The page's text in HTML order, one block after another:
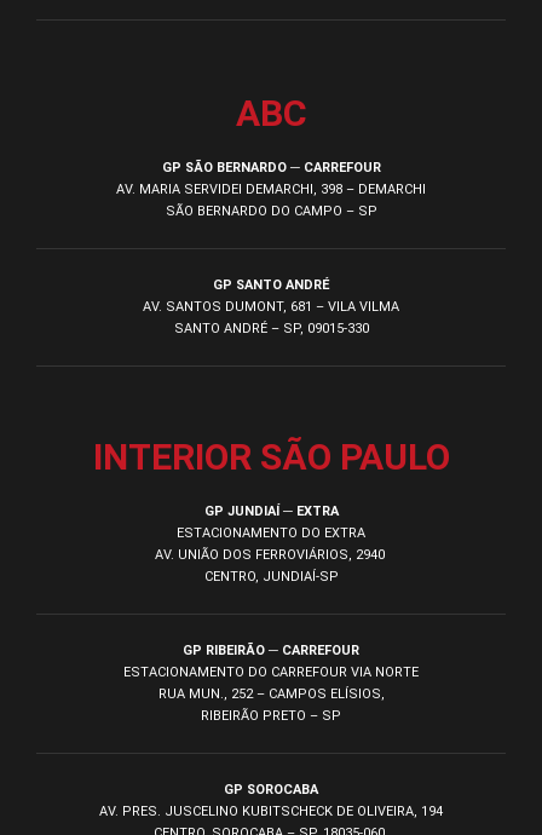
ABC
GP SÃO BERNARDO ─ CARREFOUR
AV. MARIA SERVIDEI DEMARCHI, 398 – DEMARCHI
SÃO BERNARDO DO CAMPO – SP
GP SANTO ANDRÉ
AV. SANTOS DUMONT, 681 – VILA VILMA
SANTO ANDRÉ – SP, 09015-330
INTERIOR SÃO PAULO
GP JUNDIAÍ ─ EXTRA
ESTACIONAMENTO DO EXTRA
AV. UNIÃO DOS FERROVIÁRIOS, 2940
CENTRO, JUNDIAÍ-SP
GP RIBEIRÃO ─ CARREFOUR
ESTACIONAMENTO DO CARREFOUR VIA NORTE
RUA MUN., 252 – CAMPOS ELÍSIOS,
RIBEIRÃO PRETO – SP
GP SOROCABA
AV. PRES. JUSCELINO KUBITSCHECK DE OLIVEIRA, 194